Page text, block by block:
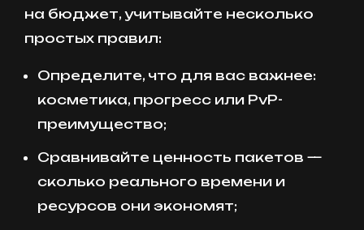
на бюджет, учитывайте несколько
простых правил:
Определите, что для вас важнее:
косметика, прогресс или PvP-
преимущество;
Сравнивайте ценность пакетов —
сколько реального времени и
ресурсов они экономят;